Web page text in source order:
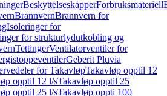
BeskyttelseskapperForbruksmateriell
BrannvernBrannvern for
Isoleringer for
for strukturlydutkobling og
TettingerVentilatorventiler for
Geberit Pluvia
for TakavløpTakavløp opptil 12
opptil 12 l/sTakavløp opptil 25
opptil 25 l/sTakavløp oppti 100